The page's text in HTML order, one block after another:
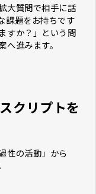
大質問で相手に話
課題をお持ちです
すか？」という問
進みます。
クリプトを
性の活動」から